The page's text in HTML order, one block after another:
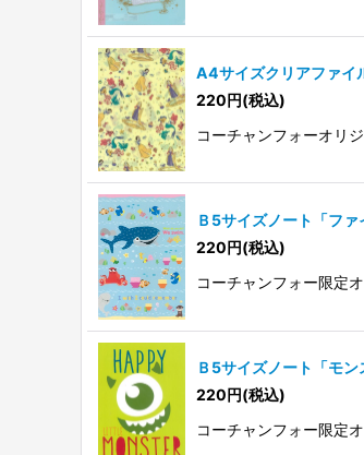
A4サイズクリアファイ
220円(税込)
コーチャンフォーオリ
Ｂ5サイズノート「ファ
220円(税込)
コーチャンフォー限定
Ｂ5サイズノート「モン
220円(税込)
コーチャンフォー限定